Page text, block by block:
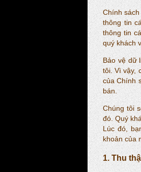
Chính
thông tin
thông tin
quý khách
Bảo vệ dữ
tôi. Vì vậy,
của Chính
bán.
Chúng tôi
đó. Quý
Lúc đó,
khoản của
1. Thu